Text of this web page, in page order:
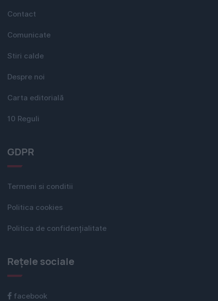
Contact
Comunicate
Stiri calde
Despre noi
Carta editorială
10 Reguli
GDPR
Termeni si conditii
Politica cookies
Politica de confidențialitate
Rețele sociale
facebook